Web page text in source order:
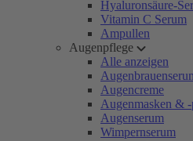
Hyaluronsäure-
Vitamin C Serum
Ampullen
Augenpflege
Alle anzeigen
Augencreme
Augenmasken & -
Augenserum
Wimpernserum